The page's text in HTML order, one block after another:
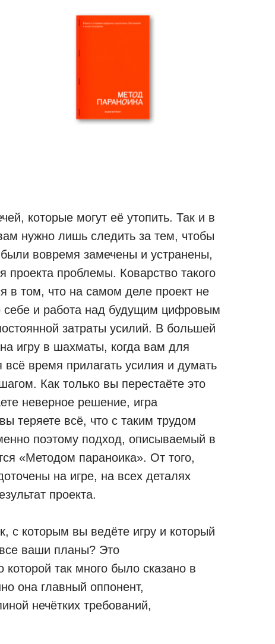
которые могут её утопить. Так и в
нужно лишь следить за тем, чтобы
вовремя замечены и устранены,
проекта проблемы. Коварство такого
в том, что на самом деле проект не
себе и работа над будущим цифровым
затраты усилий. В большей
игру в шахматы, когда вам для
всё время прилагать усилия и думать
Как только вы перестаёте это
неверное решение, игра
теряете всё, что с таким трудом
поэтому подход, описываемый в
«Методом параноика». От того,
на игре, на всех деталях
проекта.
с которым вы ведёте игру и который
ваши планы? Это
которой так много было сказано в
она главный оппонент,
нечётких требований,